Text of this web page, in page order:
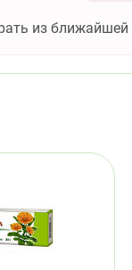
из ближайшей